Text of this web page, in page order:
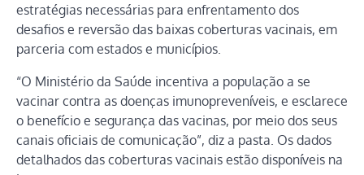
estratégias necessárias para enfrentamento dos
desafios e reversão das baixas coberturas vacinais, em
parceria com estados e municípios.
“O Ministério da Saúde incentiva a população a se
vacinar contra as doenças imunopreveníveis, e esclarece
o benefício e segurança das vacinas, por meio dos seus
canais oficiais de comunicação”, diz a pasta. Os dados
detalhados das coberturas vacinais estão disponíveis na